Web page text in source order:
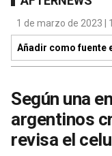
1 de marzo de 2023 |
Añadir como fuente
Según una
argentinos
revisa el